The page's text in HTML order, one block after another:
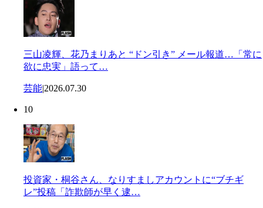
三山凌輝、花乃まりあと “ドン引き” メール報道…「常に
欲に忠実」語って…
芸能|2026.07.30
10
投資家・桐谷さん、なりすましアカウントに“ブチギ
レ”投稿「詐欺師が早く逮…